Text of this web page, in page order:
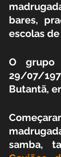
bares,
escolas
O grupo
29/07/
Butantã,
samba,